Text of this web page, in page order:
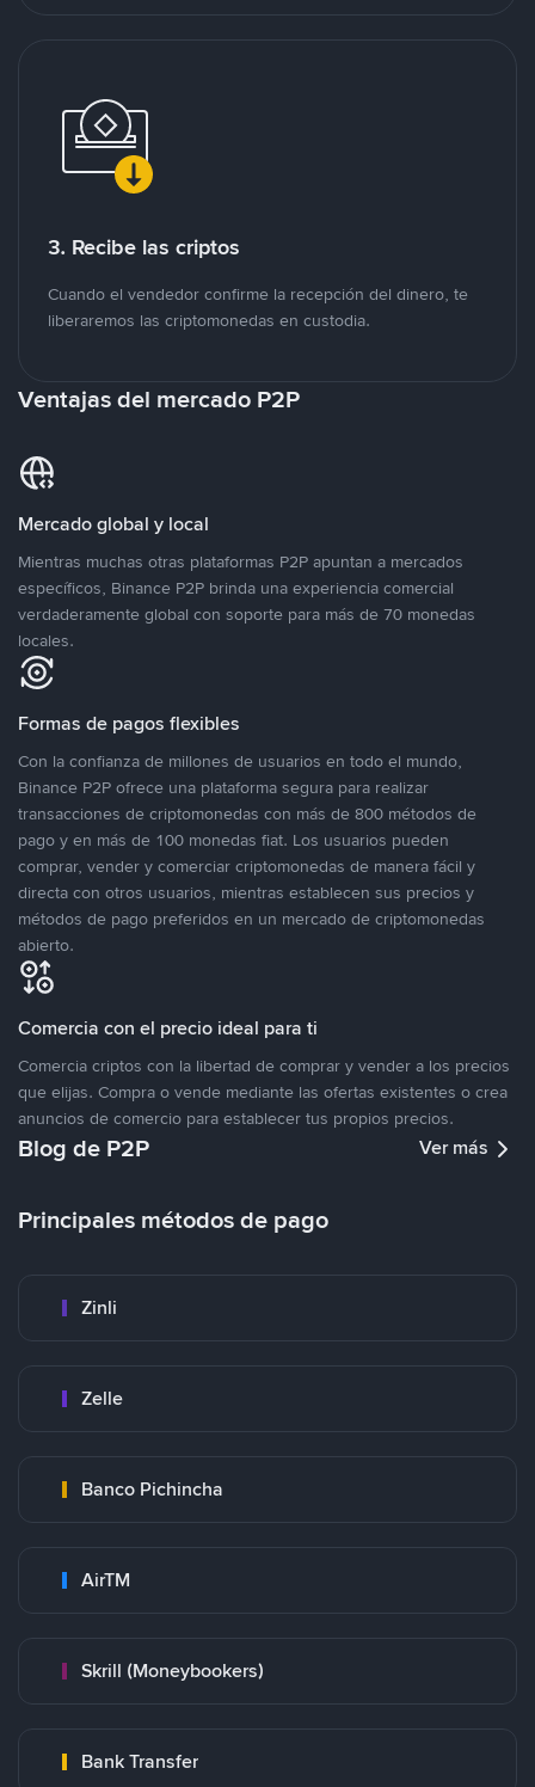
3. Recibe las criptos
Cuando el vendedor confirme la recepción del dinero, te
liberaremos las criptomonedas en custodia.
Ventajas del mercado P2P
Mercado global y local
Mientras muchas otras plataformas P2P apuntan a mercados
específicos, Binance P2P brinda una experiencia comercial
verdaderamente global con soporte para más de 70 monedas
locales.
Formas de pagos flexibles
Con la confianza de millones de usuarios en todo el mundo,
Binance P2P ofrece una plataforma segura para realizar
transacciones de criptomonedas con más de 800 métodos de
pago y en más de 100 monedas fiat. Los usuarios pueden
comprar, vender y comerciar criptomonedas de manera fácil y
directa con otros usuarios, mientras establecen sus precios y
métodos de pago preferidos en un mercado de criptomonedas
abierto.
Comercia con el precio ideal para ti
Comercia criptos con la libertad de comprar y vender a los precios
que elijas. Compra o vende mediante las ofertas existentes o crea
anuncios de comercio para establecer tus propios precios.
Blog de P2P Ver más
Principales métodos de pago
Zinli
Zelle
Banco Pichincha
AirTM
Skrill (Moneybookers)
Bank Transfer